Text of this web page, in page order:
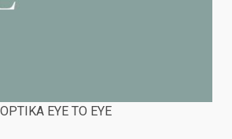
OPTIKA EYE TO EYE